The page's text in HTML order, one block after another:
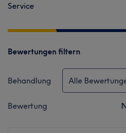
Service
Bewertungen filtern
Behandlung Alle
Bewertung